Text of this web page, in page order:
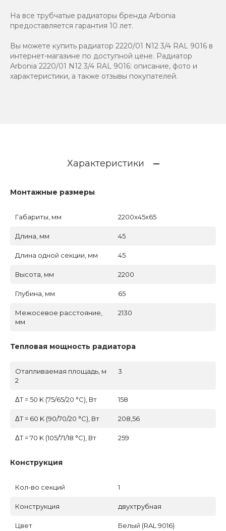
На все трубчатые радиаторы бренда Аrbonia
предоставляется гарантия 10 лет.
Вы можете купить радиатор 2220/01 N12 3/4 RAL 9016 в
интернет-магазине по доступной цене. Радиатор
Arbonia 2220/01 N12 3/4 RAL 9016: описание, фото и
характеристики, а также отзывы покупателей.
Характеристики
Монтажные размеры
Габариты, мм 2200x45x65
Длина, мм 45
Длина одной секции, мм 45
Высота, мм 2200
Глубина, мм 65
Межосевое расстояние,
мм
2130
Тепловая мощность радиатора
Отапливаемая площадь, м
2
3
ΔT = 50 K (75/65/20 °C), Вт 158
ΔT = 60 K (90/70/20 °C), Вт 208,56
ΔT = 70 K (105/71/18 °C), Вт 259
Конструкция
Кол-во секций 1
Конструкция двухтрубная
Цвет Белый (RAL 9016)